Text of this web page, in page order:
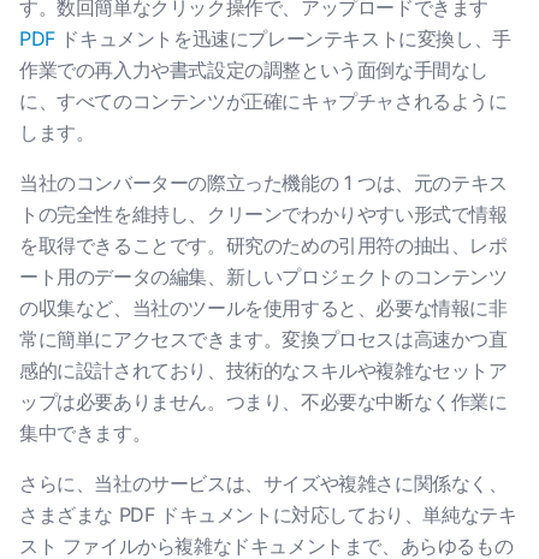
す。数回簡単なクリック操作で、アップロードできます
PDFドキュメントを迅速にプレーンテキストに変換し、手
作業での再入力や書式設定の調整という面倒な手間なし
に、すべてのコンテンツが正確にキャプチャされるように
します。
当社のコンバーターの際立った機能の 1 つは、元のテキス
トの完全性を維持し、クリーンでわかりやすい形式で情報
を取得できることです。研究のための引用符の抽出、レポ
ート用のデータの編集、新しいプロジェクトのコンテンツ
の収集など、当社のツールを使用すると、必要な情報に非
常に簡単にアクセスできます。変換プロセスは高速かつ直
感的に設計されており、技術的なスキルや複雑なセットア
ップは必要ありません。つまり、不必要な中断なく作業に
集中できます。
さらに、当社のサービスは、サイズや複雑さに関係なく、
さまざまな PDF ドキュメントに対応しており、単純なテキ
スト ファイルから複雑なドキュメントまで、あらゆるもの